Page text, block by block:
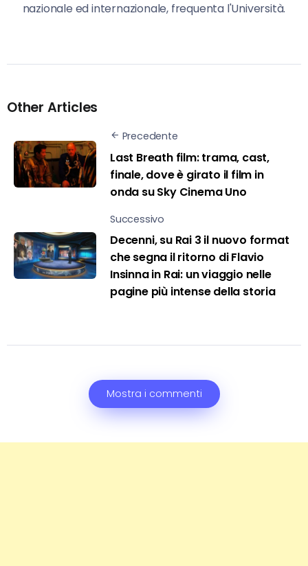
nazionale ed internazionale, frequenta l'Università.
Other Articles
Precedente
Last Breath film: trama, cast,
finale, dove è girato il film in
onda su Sky Cinema Uno
Successivo
Decenni, su Rai 3 il nuovo format
che segna il ritorno di Flavio
Insinna in Rai: un viaggio nelle
pagine più intense della storia
Mostra i commenti